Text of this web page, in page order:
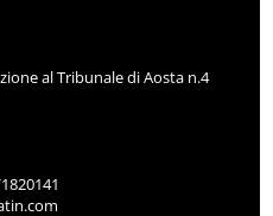
al Tribunale di Aosta n.4